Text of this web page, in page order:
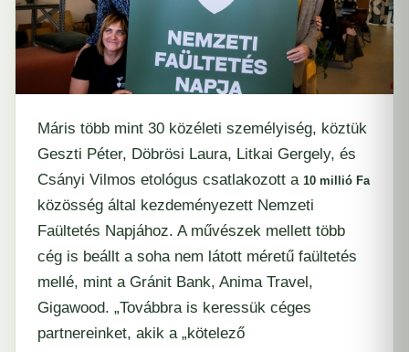
Máris több mint 30 közéleti személyiség, köztük
Geszti Péter, Döbrösi Laura, Litkai Gergely, és
Csányi Vilmos etológus csatlakozott a 10 millió Fa
közösség által kezdeményezett Nemzeti
Faültetés Napjához. A művészek mellett több
cég is beállt a soha nem látott méretű faültetés
mellé, mint a Gránit Bank, Anima Travel,
Gigawood. „Továbbra is keressük céges
partnereinket, akik a „kötelező